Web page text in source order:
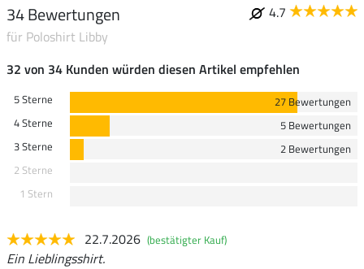
34 Bewertungen
4.7
für Poloshirt Libby
32 von 34 Kunden würden diesen Artikel empfehlen
5 Sterne
27 Bewertungen
4 Sterne
5 Bewertungen
3 Sterne
2 Bewertungen
2 Sterne
1 Stern
22.7.2026 (bestätigter Kauf)
Ein Lieblingsshirt.